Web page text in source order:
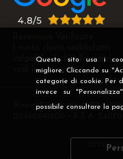
Questo sito usa i
migliore. Cliccando su
categorie di cookie. Per
invece su
possibile consultare la
valgono più di mille parole
vedi le recensioni >
Raven Distribution SRL -